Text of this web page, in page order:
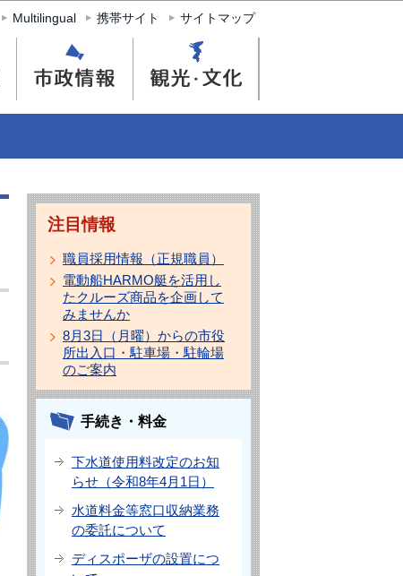
Multilingual 携帯サイト サイトマップ
注目情報
職員採用情報（正規職員）
電動船HARMO艇を活用し
たクルーズ商品を企画して
みませんか
8月3日（月曜）からの市役
所出入口・駐車場・駐輪場
のご案内
手続き・料金
下水道使用料改定のお知
らせ（令和8年4月1日）
水道料金等窓口収納業務
の委託について
ディスポーザの設置につ